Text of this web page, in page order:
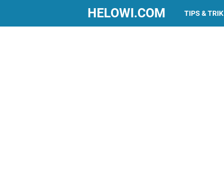
HELOWI.COM TIPS & TRIK